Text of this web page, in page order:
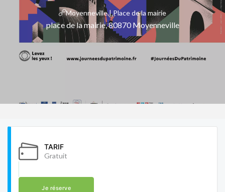
Moyenneville | Place de la mairie
place de la mairie, 80870 Moyenneville
TARIF
Gratuit
Je réserve